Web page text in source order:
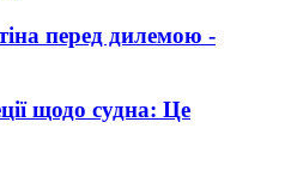
перед дилемою -
щодо судна: Це